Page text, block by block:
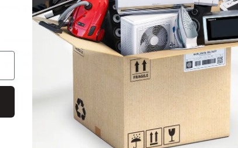
Ariete 2957 - Palomitero Party Time Big Popper Estilo
Rojo
Base desmontable
Sin grasas
Aire caliente
45€ IVA incl. envío incl.